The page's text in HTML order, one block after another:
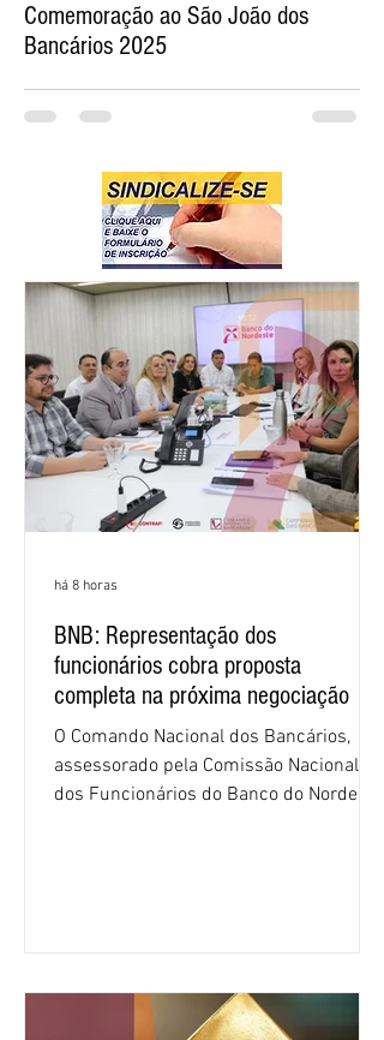
Comemoração ao São João dos
Bancários 2025
BNB: Representação dos
funcionários cobra proposta
completa na próxima negociação
O Comando Nacional dos Bancários,
assessorado pela Comissão Nacional
dos Funcionários do Banco do Nordeste
negociação encerrou a discussão das
cláusulas econômicas e sindicais da
há 8 horas